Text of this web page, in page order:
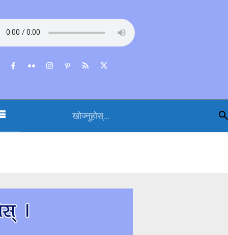
खोज्नुहोस्...